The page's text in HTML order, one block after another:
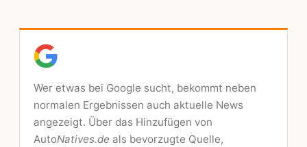
Wer etwas bei Google sucht, bekommt neben
normalen Ergebnissen auch aktuelle News
angezeigt. Über das Hinzufügen von
AutoNatives.de als bevorzugte Quelle,